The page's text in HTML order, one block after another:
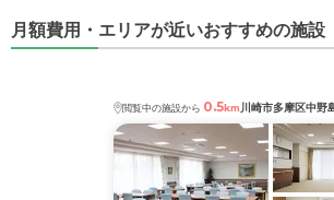
月額費用・エリアが近いおすすめの施設
閲覧中の施設から 0.5km川崎市多摩区中野